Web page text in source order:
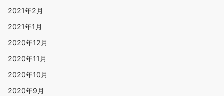
2021年2月
2021年1月
2020年12月
2020年11月
2020年10月
2020年9月